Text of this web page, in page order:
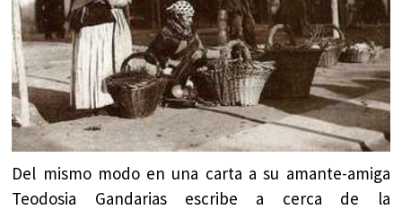
Del mismo modo en una carta a su amante-amiga
Teodosia Gandarias escribe a cerca de la